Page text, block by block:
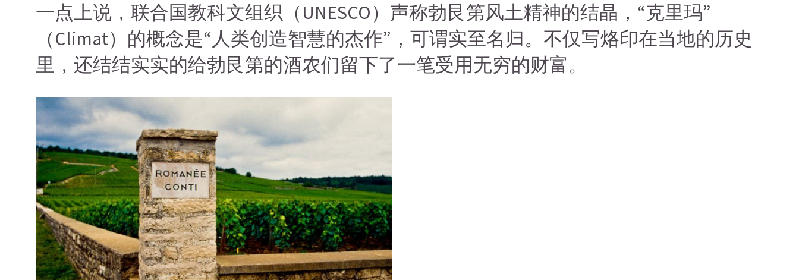
一点上说，联合国教科文组织（UNESCO）声称勃艮第风土精神的结晶，“克里玛”
（Climat）的概念是“人类创造智慧的杰作”，可谓实至名归。不仅写烙印在当地的历史
里，还结结实实的给勃艮第的酒农们留下了一笔受用无穷的财富。